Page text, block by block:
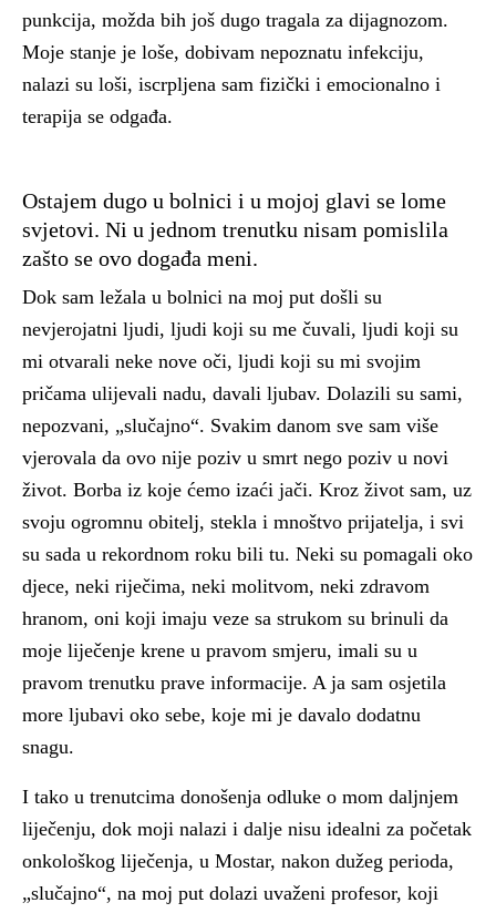
punkcija, možda bih još dugo tragala za dijagnozom.
Moje stanje je loše, dobivam nepoznatu infekciju,
nalazi su loši, iscrpljena sam fizički i emocionalno i
terapija se odgađa.
Ostajem dugo u bolnici i u mojoj glavi se lome
svjetovi. Ni u jednom trenutku nisam pomislila
zašto se ovo događa meni.
Dok sam ležala u bolnici na moj put došli su
nevjerojatni ljudi, ljudi koji su me čuvali, ljudi koji su
mi otvarali neke nove oči, ljudi koji su mi svojim
pričama ulijevali nadu, davali ljubav. Dolazili su sami,
nepozvani, „slučajno“. Svakim danom sve sam više
vjerovala da ovo nije poziv u smrt nego poziv u novi
život. Borba iz koje ćemo izaći jači. Kroz život sam, uz
svoju ogromnu obitelj, stekla i mnoštvo prijatelja, i svi
su sada u rekordnom roku bili tu. Neki su pomagali oko
djece, neki riječima, neki molitvom, neki zdravom
hranom, oni koji imaju veze sa strukom su brinuli da
moje liječenje krene u pravom smjeru, imali su u
pravom trenutku prave informacije. A ja sam osjetila
more ljubavi oko sebe, koje mi je davalo dodatnu
snagu.
I tako u trenutcima donošenja odluke o mom daljnjem
liječenju, dok moji nalazi i dalje nisu idealni za početak
onkološkog liječenja, u Mostar, nakon dužeg perioda,
„slučajno“, na moj put dolazi uvaženi profesor, koji